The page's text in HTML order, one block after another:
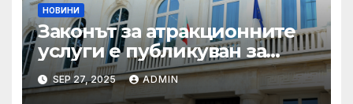
НОВИНИ
Законът за атракционните
услуги е публикуван за
обществено обсъждане
SEP 27, 2025 ADMIN